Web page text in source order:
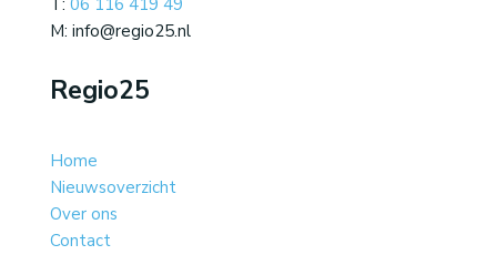
M: info@regio25.nl
Regio25
Home
Nieuwsoverzicht
Over ons
Contact